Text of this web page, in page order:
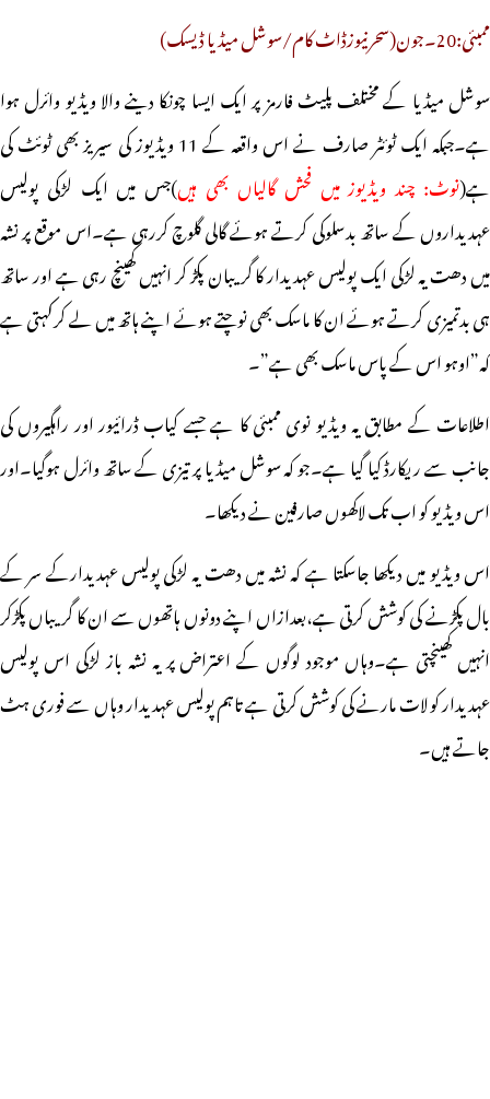
ممبئی:20۔جون(سحرنیوزڈاٹ کام/سوشل میڈیا ڈیسک)
سوشل میڈیا کے مختلف پلیٹ فارمز پر ایک ایسا چونکا دینے والا ویڈیو وائرل ہوا
ہے۔جبکہ ایک ٹوئٹر صارف نے اس واقعہ کے 11 ویڈیوز کی سیریز بھی ٹوئٹ کی
ہے(نوٹ: چند ویڈیوز میں فحش گالیاں بھی ہیں)جس میں ایک لڑکی پولیس
عہدیداروں کے ساتھ بدسلوکی کرتے ہوئے گالی گلوچ کررہی ہے۔اس موقع پر نشہ
میں دھت یہ لڑکی ایک پولیس عہدیدار کا گریبان پکڑ کر انہیں کھینچ رہی ہے اور ساتھ
ہی بدتمیزی کرتے ہوئے ان کا ماسک بھی نوچتے ہوئے اپنے ہاتھ میں لے کرکہتی ہے
کہ”اوہو اس کے پاس ماسک بھی ہے”۔
اطلاعات کے مطابق یہ ویڈیو نوی ممبئی کا ہے جسے کیاب ڈرائیور اور راہگیروں کی
جانب سے ریکارڈ کیا گیا ہے۔جو کہ سوشل میڈیا پر تیزی کے ساتھ وائرل ہوگیا۔اور
اس ویڈیو کو اب تک لاکھوں صارفین نے دیکھا۔
اس ویڈیو میں دیکھا جاسکتا ہے کہ نشہ میں دھت یہ لڑکی پولیس عہدیدارکے سر کے
بال پکڑنے کی کوشش کرتی ہے،بعدازاں اپنے دونوں ہاتھوں سے ان کا گریباں پکڑکر
انہیں کھینچتی ہے۔وہاں موجود لوگوں کے اعتراض پر یہ نشہ باز لڑکی اس پولیس
عہدیدار کو لات مارنے کی کوشش کرتی ہے تاہم پولیس عہدیدار وہاں سے فوری ہٹ
جاتے ہیں۔